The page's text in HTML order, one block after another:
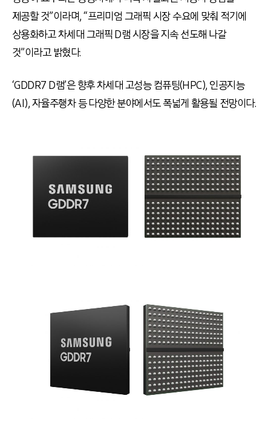
제공할 것”이라며, “프리미엄 그래픽 시장 수요에 맞춰 적기에
상용화하고 차세대 그래픽D램 시장을 지속 선도해 나갈
것”이라고 밝혔다.
‘GDDR7 D램’은 향후 차세대 고성능 컴퓨팅(HPC), 인공지능
(AI),자율주행차 등 다양한 분야에서도 폭넓게 활용될 전망이다.